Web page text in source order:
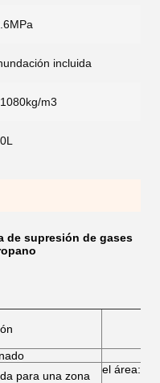
incluida
m3
de supresión de gases
para una zona el